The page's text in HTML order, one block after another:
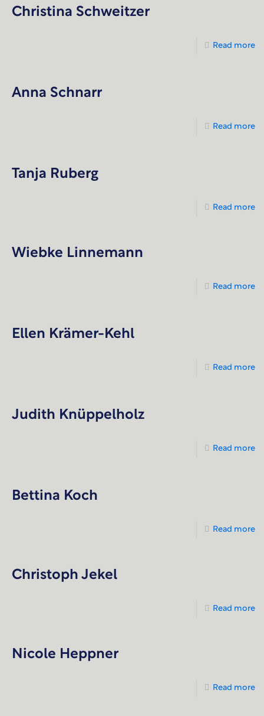
Christina Schweitzer
Read more
Anna Schnarr
Read more
Tanja Ruberg
Read more
Wiebke Linnemann
Read more
Ellen Krämer-Kehl
Read more
Judith Knüppelholz
Read more
Bettina Koch
Read more
Christoph Jekel
Read more
Nicole Heppner
Read more